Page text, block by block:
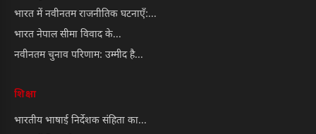
भारत में नवीनतम राजनीतिक घटनाएँ:...
भारत नेपाल सीमा विवाद के...
नवीनतम चुनाव परिणाम: उम्मीद है...
शिक्षा
भारतीय भाषाई निर्देशक संहिता का...